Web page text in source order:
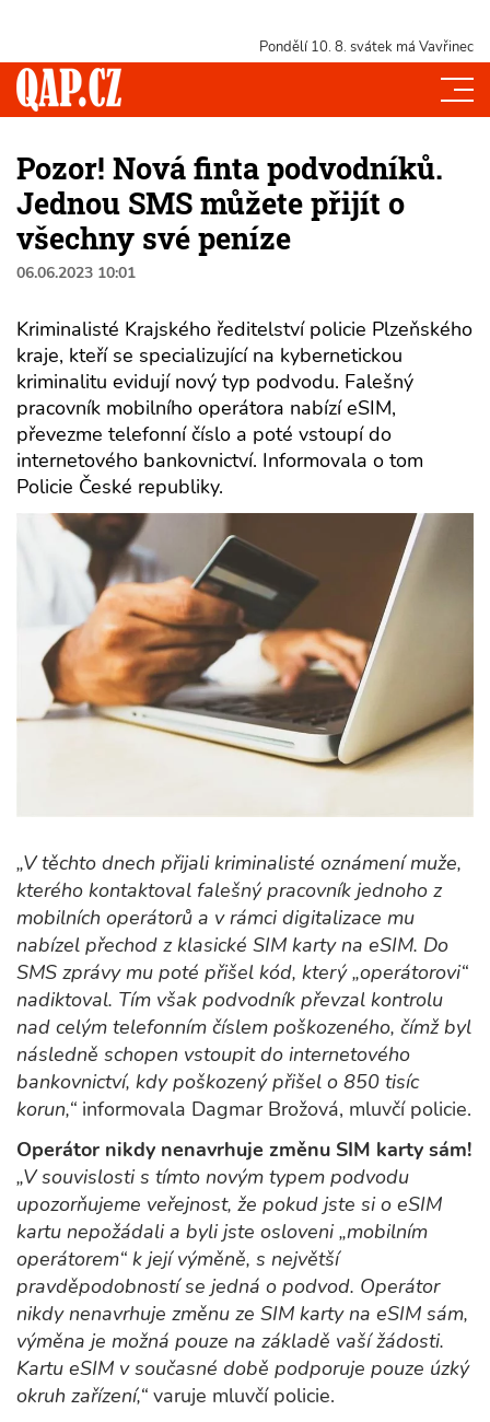
Pondělí 10. 8. svátek má Vavřinec
Pozor! Nová finta podvodníků.
Jednou SMS můžete přijít o
všechny své peníze
06.06.2023 10:01
Kriminalisté Krajského ředitelství policie Plzeňského
kraje, kteří se specializující na kybernetickou
kriminalitu evidují nový typ podvodu. Falešný
pracovník mobilního operátora nabízí eSIM,
převezme telefonní číslo a poté vstoupí do
internetového bankovnictví. Informovala o tom
Policie České republiky.
„V těchto dnech přijali kriminalisté oznámení muže,
kterého kontaktoval falešný pracovník jednoho z
mobilních operátorů a v rámci digitalizace mu
nabízel přechod z klasické SIM karty na eSIM. Do
SMS zprávy mu poté přišel kód, který „operátorovi“
nadiktoval. Tím však podvodník převzal kontrolu
nad celým telefonním číslem poškozeného, čímž byl
následně schopen vstoupit do internetového
bankovnictví, kdy poškozený přišel o 850 tisíc
korun,“ informovala Dagmar Brožová, mluvčí policie.
Operátor nikdy nenavrhuje změnu SIM karty sám!
„V souvislosti s tímto novým typem podvodu
upozorňujeme veřejnost, že pokud jste si o eSIM
kartu nepožádali a byli jste osloveni „mobilním
operátorem“ k její výměně, s největší
pravděpodobností se jedná o podvod. Operátor
nikdy nenavrhuje změnu ze SIM karty na eSIM sám,
výměna je možná pouze na základě vaší žádosti.
Kartu eSIM v současné době podporuje pouze úzký
okruh zařízení,“ varuje mluvčí policie.